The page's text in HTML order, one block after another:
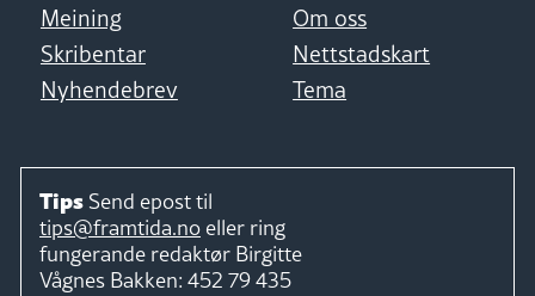
Meining
Om oss
Skribentar
Nettstadskart
Nyhendebrev
Tema
Tips Send epost til
tips@framtida.no eller ring
fungerande redaktør Birgitte
Vågnes Bakken: 452 79 435